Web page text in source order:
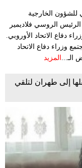
للشؤون الخارجية
الرئيس الروسي فلاديمير
دفاع الاتحاد الأوروبي.
وزراء دفاع الاتحاد
الـ...
المزيد
إلى طهران لتلقي